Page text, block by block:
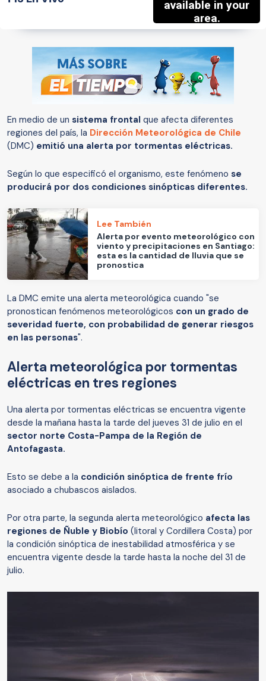
En medio de un sistema frontal que afecta diferentes
regiones del país, la Dirección Meteorológica de Chile
(DMC) emitió una alerta por tormentas eléctricas.
Según lo que especificó el organismo, este fenómeno se
producirá por dos condiciones sinópticas diferentes.
Lee También
Alerta por evento meteorológico con
viento y precipitaciones en Santiago:
esta es la cantidad de lluvia que se
pronostica
La DMC emite una alerta meteorológica cuando "se
pronostican fenómenos meteorológicos con un grado de
severidad fuerte, con probabilidad de generar riesgos
en las personas".
Alerta meteorológica por tormentas
eléctricas en tres regiones
Una alerta por tormentas eléctricas se encuentra vigente
desde la mañana hasta la tarde del jueves 31 de julio en el
sector norte Costa-Pampa de la Región de
Antofagasta.
Esto se debe a la condición sinóptica de frente frío
asociado a chubascos aislados.
Por otra parte, la segunda alerta meteorológico afecta las
regiones de Ñuble y Biobío (litoral y Cordillera Costa) por
la condición sinóptica de inestabilidad atmosférica y se
encuentra vigente desde la tarde hasta la noche del 31 de
julio.